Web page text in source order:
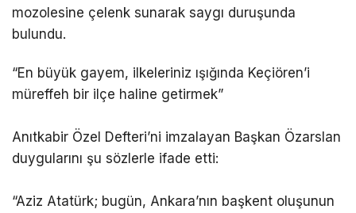
mozolesine çelenk sunarak saygı duruşunda
bulundu.
“En büyük gayem, ilkeleriniz ışığında Keçiören’i
müreffeh bir ilçe haline getirmek”
Anıtkabir Özel Defteri’ni imzalayan Başkan Özarslan
duygularını şu sözlerle ifade etti:
“Aziz Atatürk; bugün, Ankara’nın başkent oluşunun